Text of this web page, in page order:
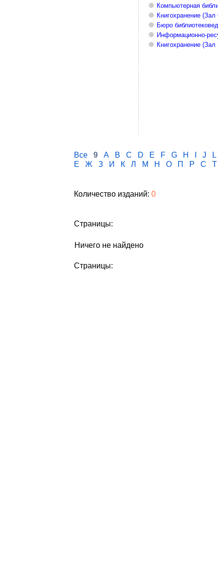
Компьютерная
Книгохранение
Бюро
Информационно-
Книгохранение
Все 9 A B C D E F G H J
L
Е
Ж З И К Л М Н О П Р С Т
Количество изданий: 0
Страницы:
Ничего не найдено
Страницы: